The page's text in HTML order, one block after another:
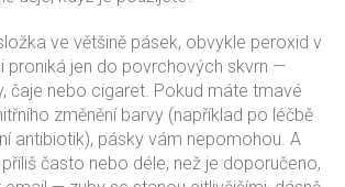
ve většině pásek, obvykle peroxid v
proniká jen do povrchových skvrn —
čaje nebo cigaret. Pokud máte tmavé
změnění barvy (například po léčbě
antibiotik), pásky vám nepomohou. A
často nebo déle, než je doporučeno,